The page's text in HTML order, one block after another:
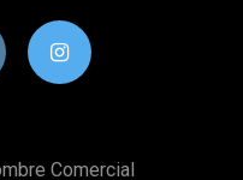
Comercial